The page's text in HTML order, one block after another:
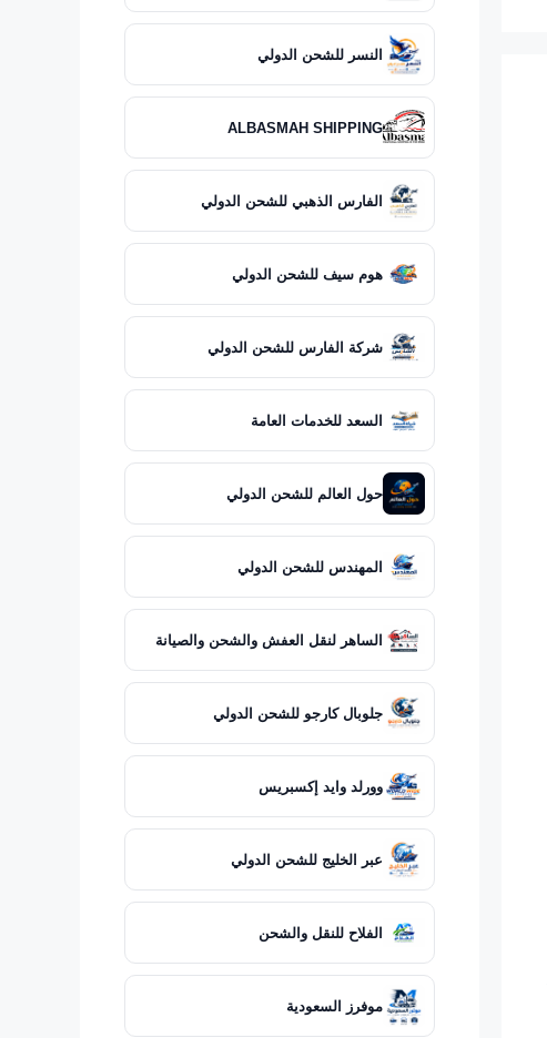
النسر للشحن الدولي
ALBASMAH SHIPPING
الفارس الذهبي للشحن الدولي
هوم سيف للشحن الدولي
شركة الفارس للشحن الدولي
السعد للخدمات العامة
حول العالم للشحن الدولي
المهندس للشحن الدولي
الساهر لنقل العفش والشحن والصيانة
جلوبال كارجو للشحن الدولي
وورلد وايد إكسبريس
عبر الخليج للشحن الدولي
الفلاح للنقل والشحن
موفرز السعودية